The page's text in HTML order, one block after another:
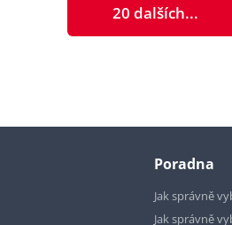
20 dalších...
Poradna
Jak správně
Jak správně